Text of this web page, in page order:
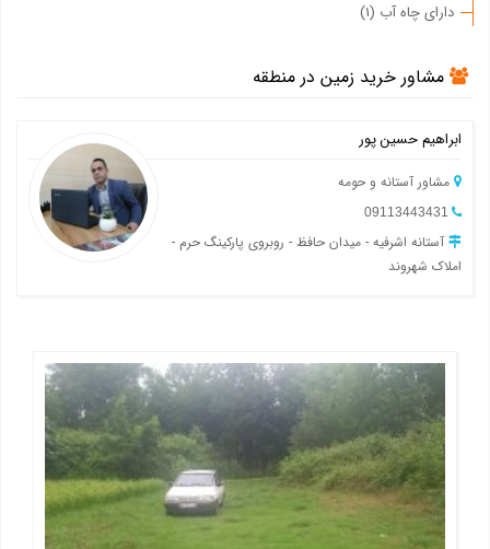
دارای چاه آب (1)
مشاور خرید زمین در منطقه
ابراهیم حسین پور
مشاور آستانه و حومه
آستانه اشرفیه - میدان حافظ - روبروی پارکینگ حرم -
املاک شهروند